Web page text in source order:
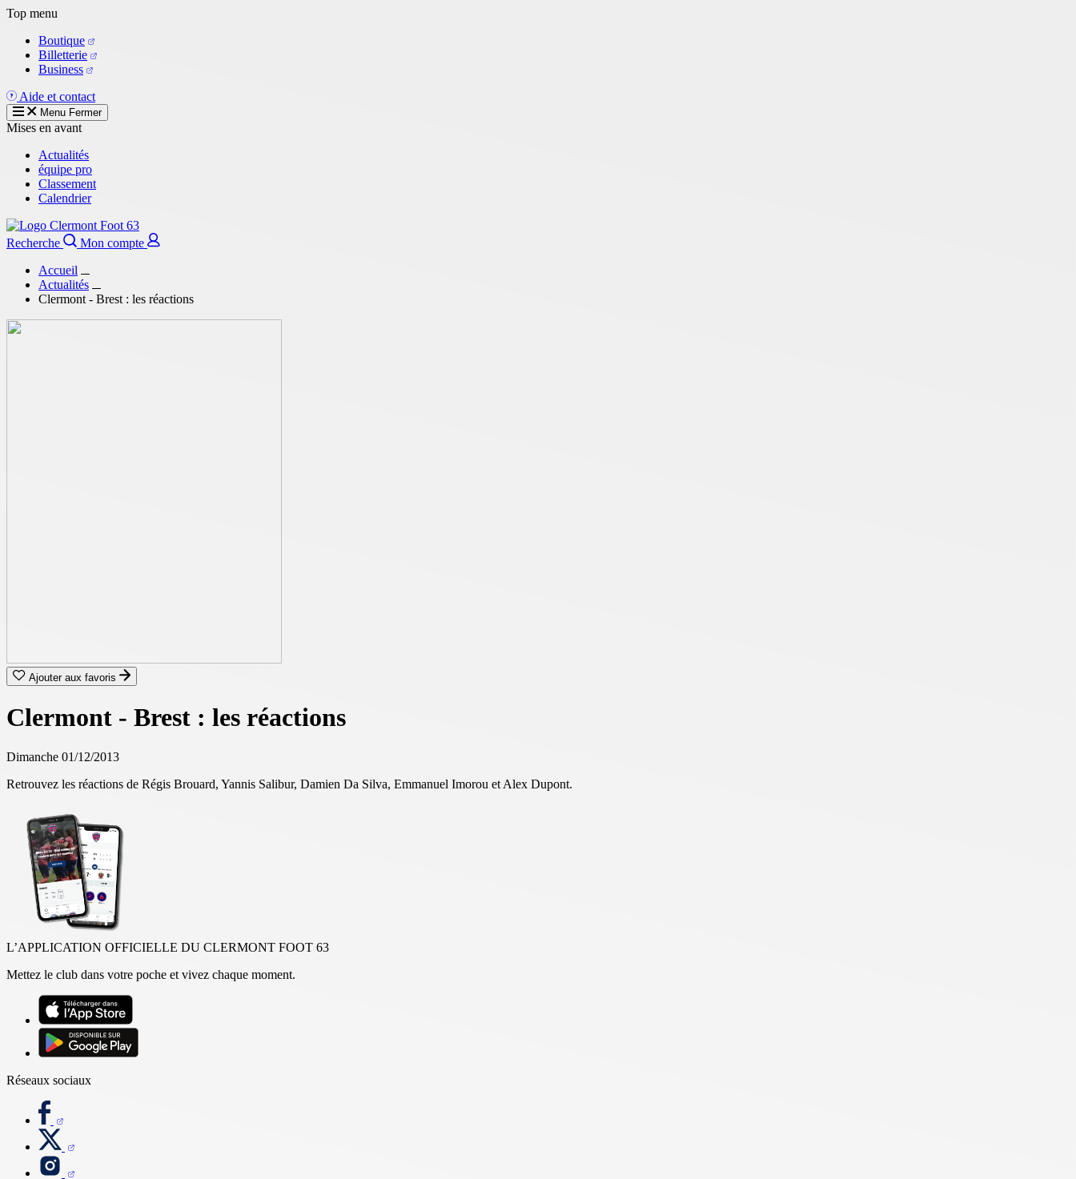
Aller
contenu
principal
Top menu
Boutique
Billetterie
Business
Aide et contact
Menu Fermer
Mises en avant
Actualités
équipe pro
Classement
Calendrier
Recherche
Mon compte
Accueil
Actualités
Clermont - Brest : les réactions
Ajouter aux favoris
Clermont - Brest : les réactions
Dimanche 01/12/2013
Retrouvez les réactions de Régis Brouard, Yannis Salibur, Damien Da Silva, Emmanuel Imorou et Alex Dupont.
L’APPLICATION OFFICIELLE DU CLERMONT FOOT 63
Mettez le club dans votre poche et vivez chaque moment.
Réseaux sociaux